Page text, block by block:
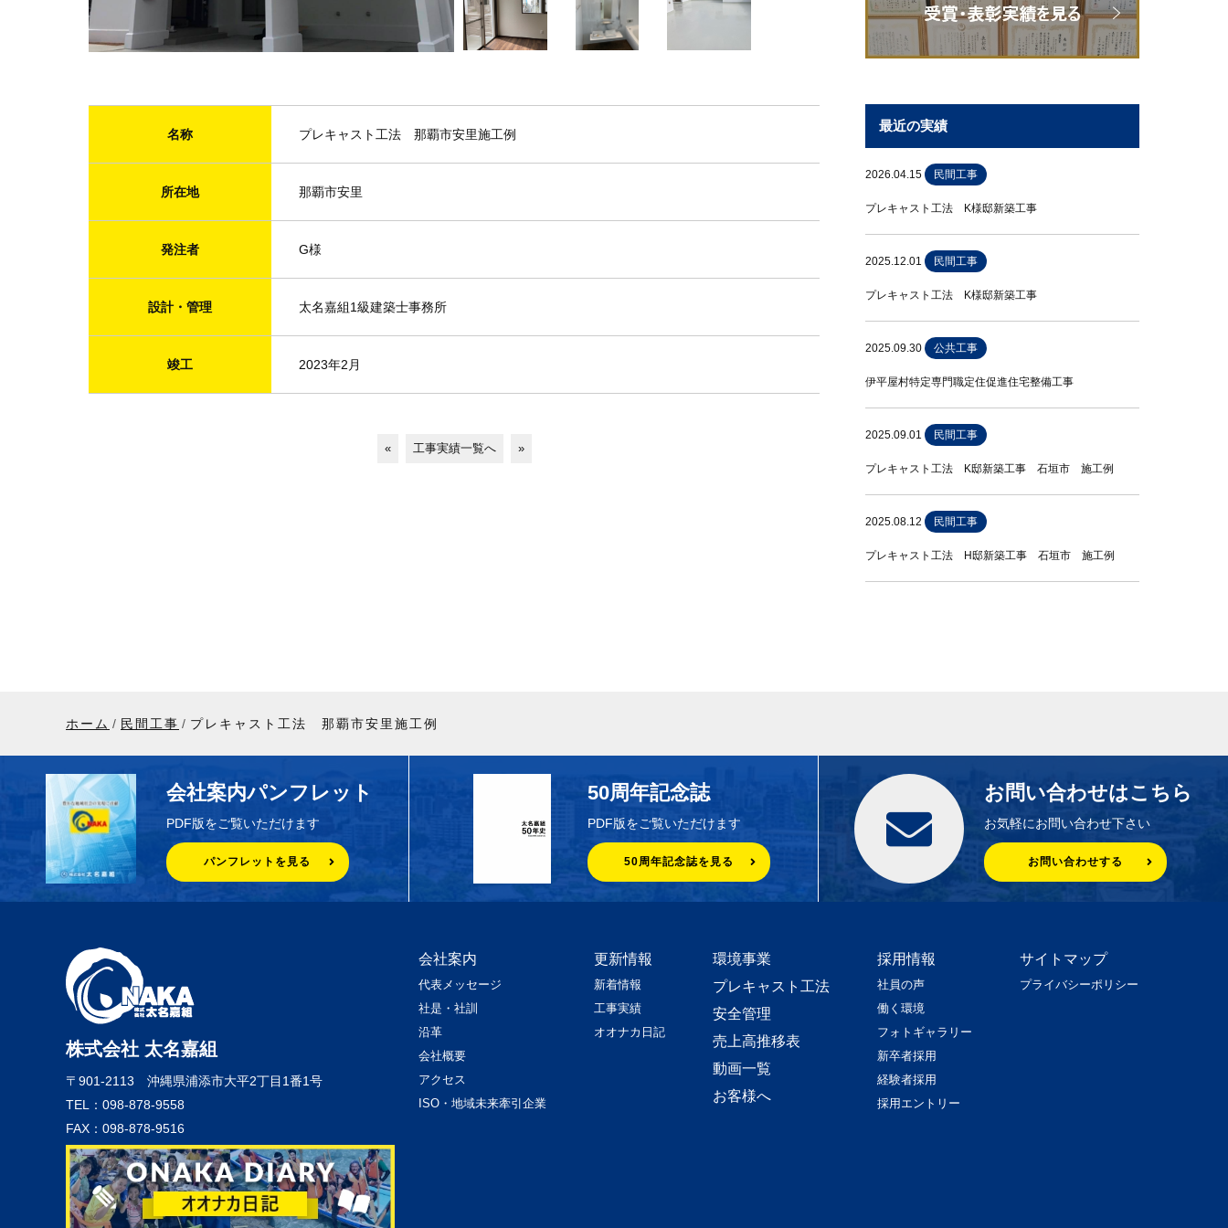
名称 プレキャスト工法 那覇市安里施工例
所在地 那覇市安里
発注者 G様
設計・管理 太名嘉組1級建築士事務所
竣工 2023年2月
« 工事実績一覧へ »
最近の実績
2026.04.15 民間工事
プレキャスト工法 K様邸新築工事
2025.12.01 民間工事
プレキャスト工法 K様邸新築工事
2025.09.30 公共工事
伊平屋村特定専門職定住促進住宅整備工事
2025.09.01 民間工事
プレキャスト工法 K邸新築工事 石垣市 施工例
2025.08.12 民間工事
プレキャスト工法 H邸新築工事 石垣市 施工例
ホーム 民間工事 プレキャスト工法 那覇市安里施工例
会社案内パンフレット
PDF版をご覧いただけます
パンフレットを見る
50周年記念誌
PDF版をご覧いただけます
50周年記念誌を見る
お問い合わせはこちら
お気軽にお問い合わせ下さい
お問い合わせする
株式会社 太名嘉組
〒901-2113 沖縄県浦添市大平2丁目1番1号
TEL：098-878-9558
FAX：098-878-9516
会社案内
代表メッセージ
社是・社訓
沿革
会社概要
アクセス
ISO・地域未来牽引企業
更新情報
新着情報
工事実績
オオナカ日記
環境事業
プレキャスト工法
安全管理
売上高推移表
動画一覧
お客様へ
採用情報
社員の声
働く環境
フォトギャラリー
新卒者採用
経験者採用
採用エントリー
サイトマップ
プライバシーポリシー